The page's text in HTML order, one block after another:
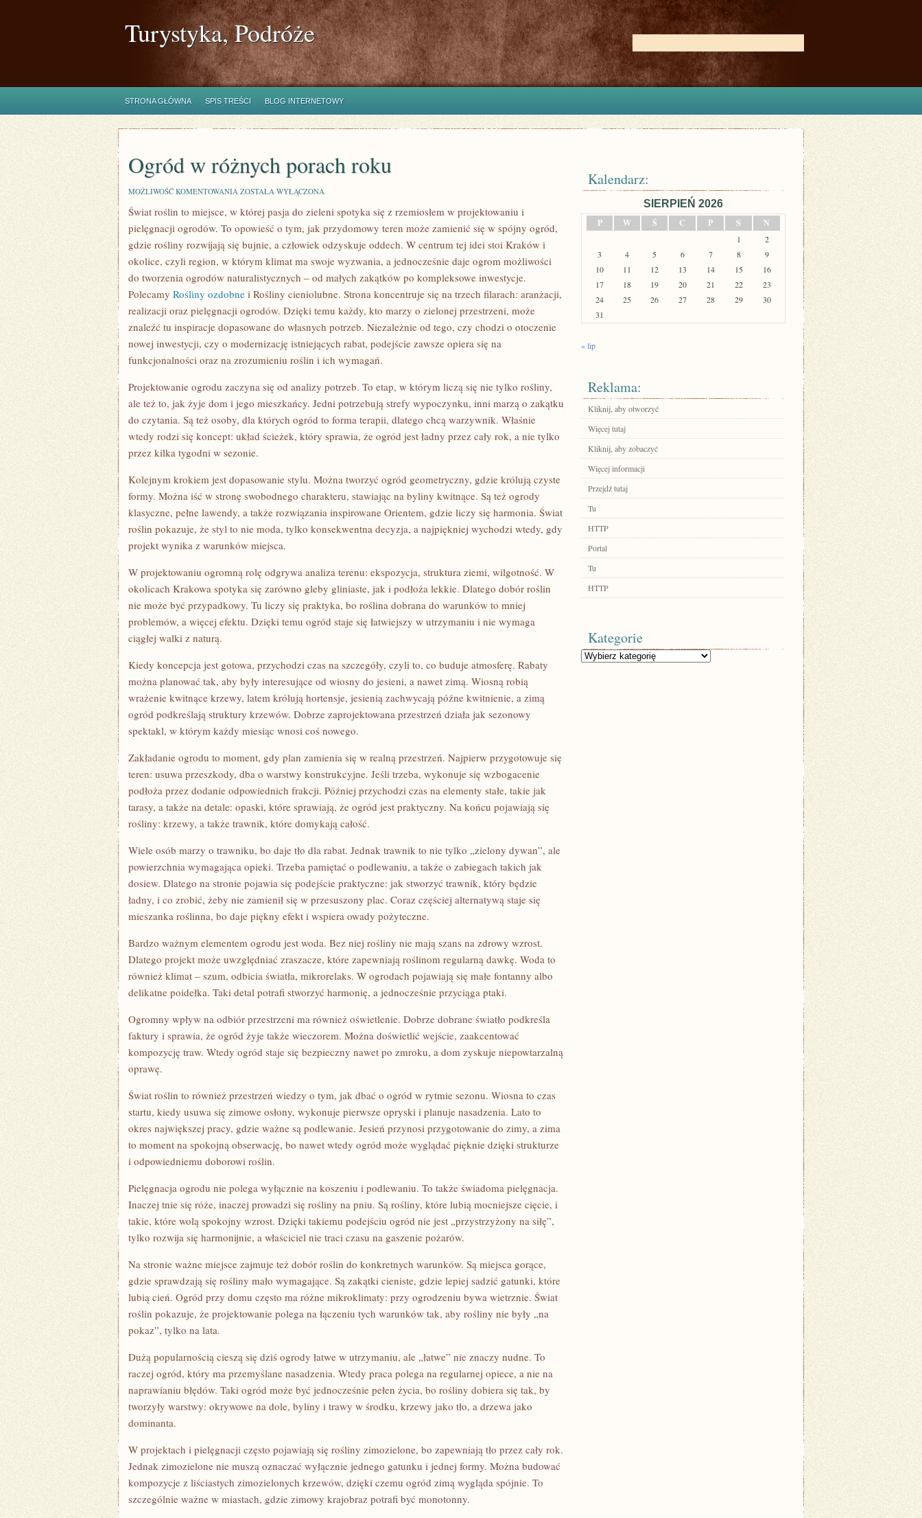
Turystyka, Podróże
STRONA GŁÓWNA SPIS TREŚCI BLOG INTERNETOWY
Ogród w różnych porach roku
MOŻLIWOŚĆ KOMENTOWANIA OGRÓD
RÓŻNYCH
PORACH
ROKU
ZOSTAŁA WYŁĄCZONA
Świat roślin to miejsce, w której pasja do zieleni spotyka się z rzemiosłem w projektowaniu i
pielęgnacji ogrodów. To opowieść o tym, jak przydomowy teren może zamienić się w spójny ogród,
gdzie rośliny rozwijają się bujnie, a człowiek odzyskuje oddech. W centrum tej idei stoi Kraków i
okolice, czyli region, w którym klimat ma swoje wyzwania, a jednocześnie daje ogrom możliwości
do tworzenia ogrodów naturalistycznych – od małych zakątków po kompleksowe inwestycje.
Polecamy Rośliny ozdobne i Rośliny cieniolubne. Strona koncentruje się na trzech filarach: aranżacji,
realizacji oraz pielęgnacji ogrodów. Dzięki temu każdy, kto marzy o zielonej przestrzeni, może
znaleźć tu inspiracje dopasowane do własnych potrzeb. Niezależnie od tego, czy chodzi o otoczenie
nowej inwestycji, czy o modernizację istniejących rabat, podejście zawsze opiera się na
funkcjonalności oraz na zrozumieniu roślin i ich wymagań.
Projektowanie ogrodu zaczyna się od analizy potrzeb. To etap, w którym liczą się nie tylko rośliny,
ale też to, jak żyje dom i jego mieszkańcy. Jedni potrzebują strefy wypoczynku, inni marzą o zakątku
do czytania. Są też osoby, dla których ogród to forma terapii, dlatego chcą warzywnik. Właśnie
wtedy rodzi się koncept: układ ścieżek, który sprawia, że ogród jest ładny przez cały rok, a nie tylko
przez kilka tygodni w sezonie.
Kolejnym krokiem jest dopasowanie stylu. Można tworzyć ogród geometryczny, gdzie królują czyste
formy. Można iść w stronę swobodnego charakteru, stawiając na byliny kwitnące. Są też ogrody
klasyczne, pełne lawendy, a także rozwiązania inspirowane Orientem, gdzie liczy się harmonia. Świat
roślin pokazuje, że styl to nie moda, tylko konsekwentna decyzja, a najpiękniej wychodzi wtedy, gdy
projekt wynika z warunków miejsca.
W projektowaniu ogromną rolę odgrywa analiza terenu: ekspozycja, struktura ziemi, wilgotność. W
okolicach Krakowa spotyka się zarówno gleby gliniaste, jak i podłoża lekkie. Dlatego dobór roślin
nie może być przypadkowy. Tu liczy się praktyka, bo roślina dobrana do warunków to mniej
problemów, a więcej efektu. Dzięki temu ogród staje się łatwiejszy w utrzymaniu i nie wymaga
ciągłej walki z naturą.
Kiedy koncepcja jest gotowa, przychodzi czas na szczegóły, czyli to, co buduje atmosferę. Rabaty
można planować tak, aby były interesujące od wiosny do jesieni, a nawet zimą. Wiosną robią
wrażenie kwitnące krzewy, latem królują hortensje, jesienią zachwycają późne kwitnienie, a zimą
ogród podkreślają struktury krzewów. Dobrze zaprojektowana przestrzeń działa jak sezonowy
spektakl, w którym każdy miesiąc wnosi coś nowego.
Zakładanie ogrodu to moment, gdy plan zamienia się w realną przestrzeń. Najpierw przygotowuje się
teren: usuwa przeszkody, dba o warstwy konstrukcyjne. Jeśli trzeba, wykonuje się wzbogacenie
podłoża przez dodanie odpowiednich frakcji. Później przychodzi czas na elementy stałe, takie jak
tarasy, a także na detale: opaski, które sprawiają, że ogród jest praktyczny. Na końcu pojawiają się
rośliny: krzewy, a także trawnik, które domykają całość.
Wiele osób marzy o trawniku, bo daje tło dla rabat. Jednak trawnik to nie tylko „zielony dywan”, ale
powierzchnia wymagająca opieki. Trzeba pamiętać o podlewaniu, a także o zabiegach takich jak
dosiew. Dlatego na stronie pojawia się podejście praktyczne: jak stworzyć trawnik, który będzie
ładny, i co zrobić, żeby nie zamienił się w przesuszony plac. Coraz częściej alternatywą staje się
mieszanka roślinna, bo daje piękny efekt i wspiera owady pożyteczne.
Bardzo ważnym elementem ogrodu jest woda. Bez niej rośliny nie mają szans na zdrowy wzrost.
Dlatego projekt może uwzględniać zraszacze, które zapewniają roślinom regularną dawkę. Woda to
również klimat – szum, odbicia światła, mikrorelaks. W ogrodach pojawiają się małe fontanny albo
delikatne poidełka. Taki detal potrafi stworzyć harmonię, a jednocześnie przyciąga ptaki.
Ogromny wpływ na odbiór przestrzeni ma również oświetlenie. Dobrze dobrane światło podkreśla
faktury i sprawia, że ogród żyje także wieczorem. Można doświetlić wejście, zaakcentować
kompozycję traw. Wtedy ogród staje się bezpieczny nawet po zmroku, a dom zyskuje niepowtarzalną
oprawę.
Świat roślin to również przestrzeń wiedzy o tym, jak dbać o ogród w rytmie sezonu. Wiosna to czas
startu, kiedy usuwa się zimowe osłony, wykonuje pierwsze opryski i planuje nasadzenia. Lato to
okres największej pracy, gdzie ważne są podlewanie. Jesień przynosi przygotowanie do zimy, a zima
to moment na spokojną obserwację, bo nawet wtedy ogród może wyglądać pięknie dzięki strukturze
i odpowiedniemu doborowi roślin.
Pielęgnacja ogrodu nie polega wyłącznie na koszeniu i podlewaniu. To także świadoma pielęgnacja.
Inaczej tnie się róże, inaczej prowadzi się rośliny na pniu. Są rośliny, które lubią mocniejsze cięcie, i
takie, które wolą spokojny wzrost. Dzięki takiemu podejściu ogród nie jest „przystrzyżony na siłę”,
tylko rozwija się harmonijnie, a właściciel nie traci czasu na gaszenie pożarów.
Na stronie ważne miejsce zajmuje też dobór roślin do konkretnych warunków. Są miejsca gorące,
gdzie sprawdzają się rośliny mało wymagające. Są zakątki cieniste, gdzie lepiej sadzić gatunki, które
lubią cień. Ogród przy domu często ma różne mikroklimaty: przy ogrodzeniu bywa wietrznie. Świat
roślin pokazuje, że projektowanie polega na łączeniu tych warunków tak, aby rośliny nie były „na
pokaz”, tylko na lata.
Dużą popularnością cieszą się dziś ogrody łatwe w utrzymaniu, ale „łatwe” nie znaczy nudne. To
raczej ogród, który ma przemyślane nasadzenia. Wtedy praca polega na regularnej opiece, a nie na
naprawianiu błędów. Taki ogród może być jednocześnie pełen życia, bo rośliny dobiera się tak, by
tworzyły warstwy: okrywowe na dole, byliny i trawy w środku, krzewy jako tło, a drzewa jako
dominanta.
W projektach i pielęgnacji często pojawiają się rośliny zimozielone, bo zapewniają tło przez cały rok.
Jednak zimozielone nie muszą oznaczać wyłącznie jednego gatunku i jednej formy. Można budować
kompozycje z liściastych zimozielonych krzewów, dzięki czemu ogród zimą wygląda spójnie. To
szczególnie ważne w miastach, gdzie zimowy krajobraz potrafi być monotonny.
Kalendarz:
SIERPIEŃ 2026
P
W Ś C P S N
1
2
3
4 5 6 7 8
9
10
11 12 13 14 15
16
17
18 19 20 21 22
23
24
25 26 27 28 29
30
31
« lip
Reklama:
Kliknij, aby otworzyć
Więcej tutaj
Kliknij, aby zobaczyć
Więcej informacji
Przejdź tutaj
Tu
HTTP
Portal
Tu
HTTP
Kategorie
Kategorie